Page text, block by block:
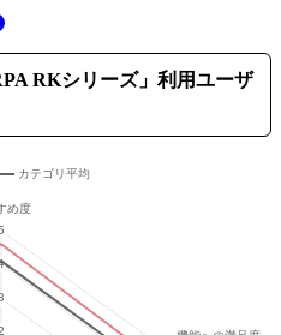
RKシリーズ」利用ユーザ